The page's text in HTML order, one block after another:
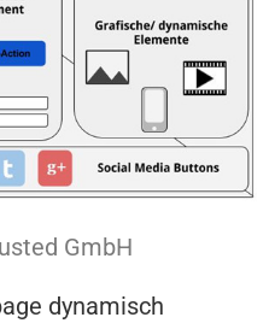
GmbH
dynamisch